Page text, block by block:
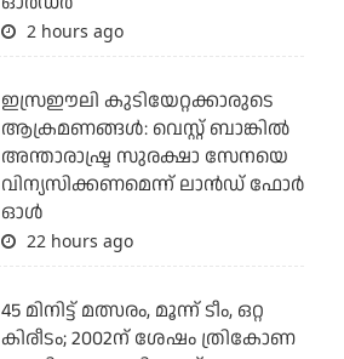
2 hours ago
ഇസ്രഈലി കുടിയേറ്റക്കാരുടെ
ആക്രമണങ്ങള്‍: വെസ്റ്റ് ബാങ്കില്‍
അന്താരാഷ്ട്ര സുരക്ഷാ സേനയെ
വിന്യസിക്കണമെന്ന് ലാന്‍ഡ് ഫോര്‍
ഓള്‍
22 hours ago
45 മിനിട്ട് മത്സരം, മൂന്ന് ടീം, ഒറ്റ
കിരീടം; 2002ന് ശേഷം ത്രികോണ